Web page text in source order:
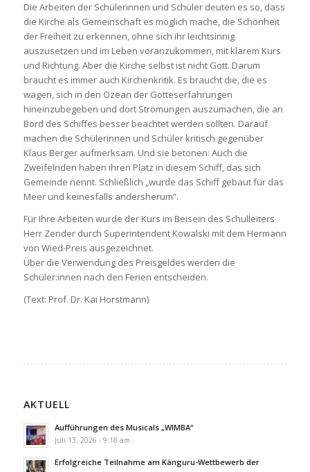
Die Arbeiten der Schülerinnen und Schüler deuten es so, dass
die Kirche als Gemeinschaft es möglich mache, die Schönheit
der Freiheit zu erkennen, ohne sich ihr leichtsinnig
auszusetzen und im Leben voranzukommen, mit klarem Kurs
und Richtung. Aber die Kirche selbst ist nicht Gott. Darum
braucht es immer auch Kirchenkritik. Es braucht die, die es
wagen, sich in den Ozean der Gotteserfahrungen
hineinzubegeben und dort Strömungen auszumachen, die an
Bord des Schiffes besser beachtet werden sollten. Darauf
machen die Schülerinnen und Schüler kritisch gegenüber
Klaus Berger aufmerksam. Und sie betonen: Auch die
Zweifelnden haben ihren Platz in diesem Schiff, das sich
Gemeinde nennt. Schließlich „wurde das Schiff gebaut für das
Meer und keinesfalls andersherum“.
Für Ihre Arbeiten wurde der Kurs im Beisein des Schulleiters
Herr Zender durch Superintendent Kowalski mit dem Hermann
von Wied-Preis ausgezeichnet.
Über die Verwendung des Preisgeldes werden die
Schüler:innen nach den Ferien entscheiden.
(Text: Prof. Dr. Kai Horstmann)
AKTUELL
Aufführungen des Musicals „WIMBA“
Juli 13, 2026 - 9:18 am
Erfolgreiche Teilnahme am Känguru-Wettbewerb der